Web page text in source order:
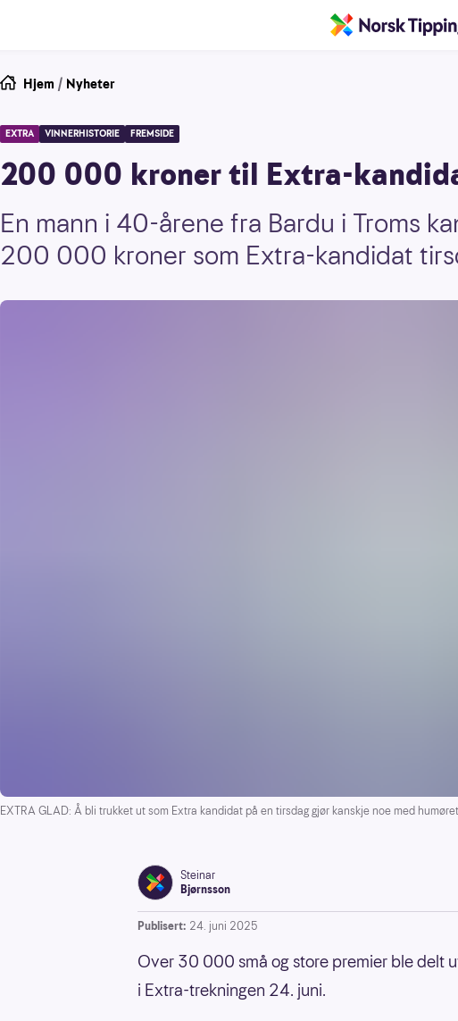
Hjem / Nyheter
EXTRA VINNERHISTORIE FREMSIDE
200 000 kroner til Extra-
En mann i 40-årene fra Bardu i Troms
200 000 kroner som Extra-kandidat
EXTRA GLAD: Å bli trukket ut som Extra kandidat på en tirsdag gjør kanskje noe med
Steinar
Bjørnsson
Publisert: 24. juni 2025
Over 30 000 små og store premier ble delt
i Extra-trekningen 24. juni.